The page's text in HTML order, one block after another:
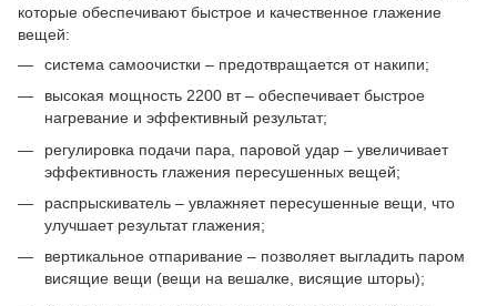
которые обеспечивают быстрое и качественное глажение
вещей:
система самоочистки – предотвращается от накипи;
высокая мощность 2200 вт – обеспечивает быстрое
нагревание и эффективный результат;
регулировка подачи пара, паровой удар – увеличивает
эффективность глажения пересушенных вещей;
распрыскиватель – увлажняет пересушенные вещи, что
улучшает результат глажения;
вертикальное отпаривание – позволяет выгладить паром
висящие вещи (вещи на вешалке, висящие шторы);